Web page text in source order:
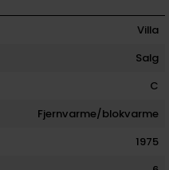
Villa
Salg
C
Fjernvarme/blokvarme
1975